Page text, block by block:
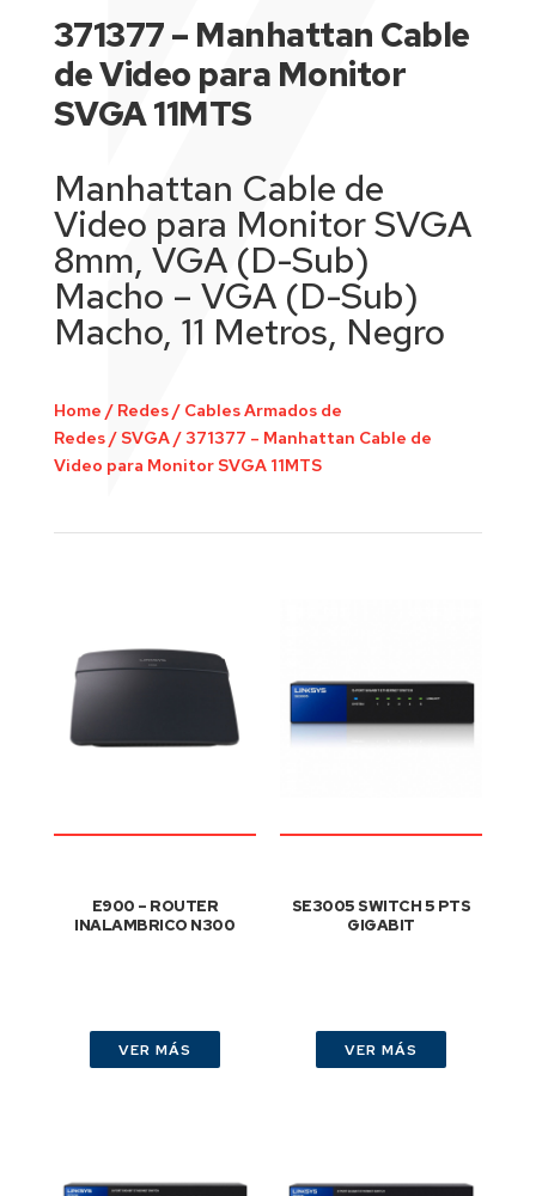
371377 – Manhattan Cable
de Video para Monitor
SVGA 11MTS
Manhattan Cable de
Video para Monitor SVGA
8mm, VGA (D-Sub)
Macho – VGA (D-Sub)
Macho, 11 Metros, Negro
Home / Redes/ Cables Armados de
Redes/ SVGA/371377 – Manhattan Cable de
Video para Monitor SVGA 11MTS
E900 – ROUTER
INALAMBRICO N300
VER MÁS
SE3005 SWITCH 5 PTS
GIGABIT
VER MÁS